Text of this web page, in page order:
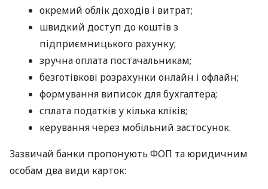
окремий облік доходів і витрат;
швидкий доступ до коштів з
підприємницького рахунку;
зручна оплата постачальникам;
безготівкові розрахунки онлайн і офлайн;
формування виписок для бухгалтера;
сплата податків у кілька кліків;
керування через мобільний застосунок.
Зазвичай банки пропонують ФОП та юридичним
особам два види карток: